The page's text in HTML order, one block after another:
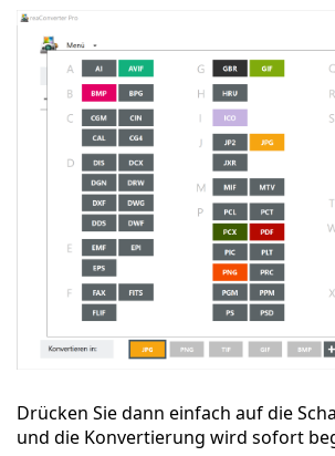
Drücken Sie dann einfach auf die
und die Konvertierung wird sofort